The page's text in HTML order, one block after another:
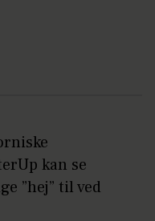
kan se
”hej” til ved